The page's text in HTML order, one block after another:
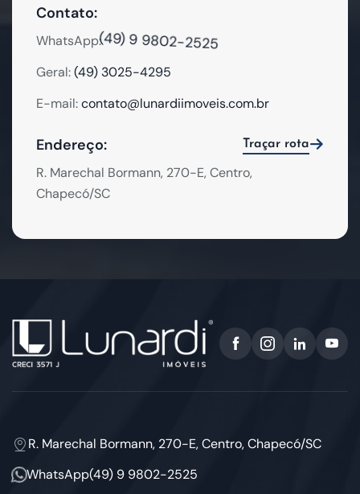
Contato:
WhatsApp:(49) 9 9802-2525
Geral:(49) 3025-4295
E-mail:contato@lunardiimoveis.com.br
Endereço: Traçar rota
R. Marechal Bormann, 270-E, Centro,
Chapecó/SC
R. Marechal Bormann, 270-E, Centro, Chapecó/SC
WhatsApp(49) 9 9802-2525